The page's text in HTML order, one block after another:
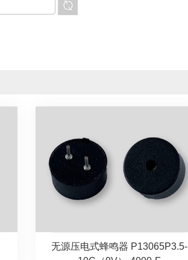
无源压电式蜂鸣器 P13065P3.5-